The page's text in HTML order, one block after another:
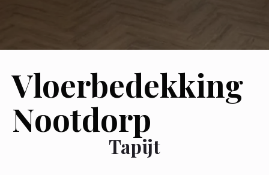
Vloerbedekking
Nootdorp
Tapijt